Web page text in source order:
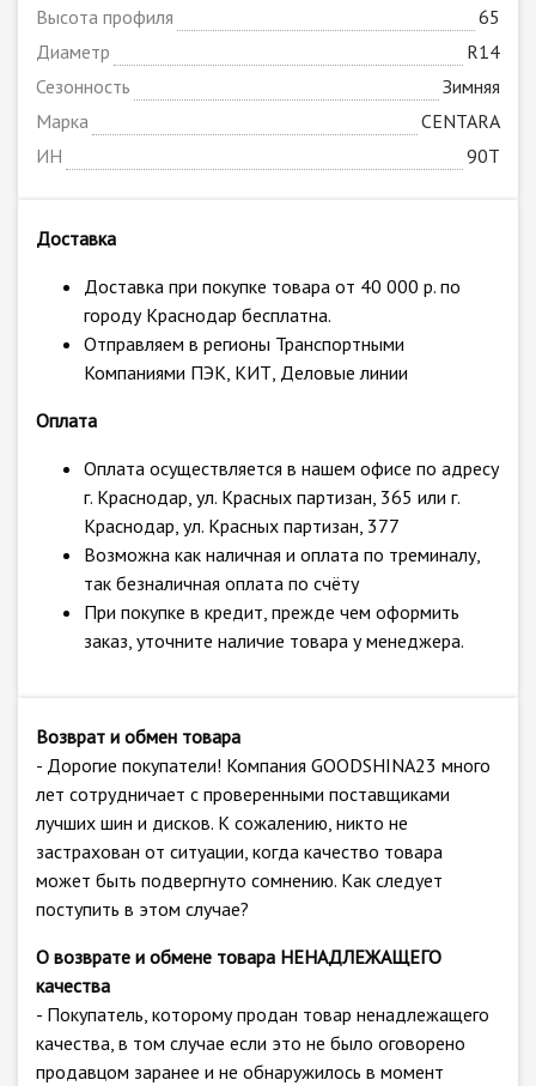
Высота профиля
65
Диаметр
R14
Сезонность
Зимняя
Марка
CENTARA
ИН
90T
Доставка
Доставка при покупке товара от 40 000 р. по
городу Краснодар бесплатна.
Отправляем в регионы Транспортными
Компаниями ПЭК, КИТ, Деловые линии
Оплата
Оплата осуществляется в нашем офисе по адресу
г. Краснодар, ул. Красных партизан, 365 или г.
Краснодар, ул. Красных партизан, 377
Возможна как наличная и оплата по треминалу,
так безналичная оплата по счёту
При покупке в кредит, прежде чем оформить
заказ, уточните наличие товара у менеджера.
Возврат и обмен товара
- Дорогие покупатели! Компания GOODSHINA23 много
лет сотрудничает с проверенными поставщиками
лучших шин и дисков. К сожалению, никто не
застрахован от ситуации, когда качество товара
может быть подвергнуто сомнению. Как следует
поступить в этом случае?
О возврате и обмене товара НЕНАДЛЕЖАЩЕГО
качества
- Покупатель, которому продан товар ненадлежащего
качества, в том случае если это не было оговорено
продавцом заранее и не обнаружилось в момент